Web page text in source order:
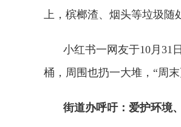
上，槟榔渣、烟头等垃圾随
小红书一网友于10月31
桶，周围也扔一大堆，“周
街道办呼吁：爱护环境